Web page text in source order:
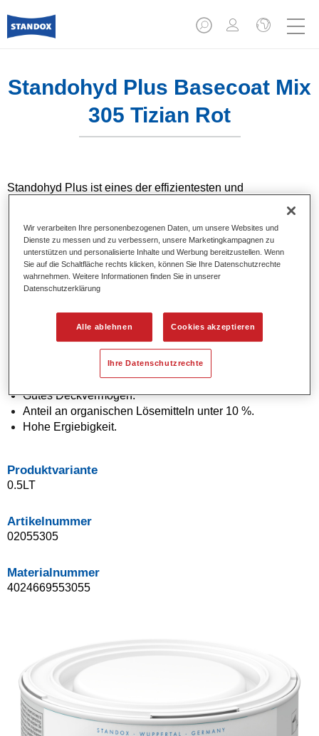
Standohyd Plus Basecoat Mix
305 Tizian Rot
Standohyd Plus ist eines der effizientesten und
Basecoat ist ein wasserverdünnbares, lösemittelarmes und
umweltschonendes Decklacksystem mit hervorragender
Farbtongenauigkeit und rationeller Verarbeitung in
überragender Qualität für Metallic- und Unifarbtöne.
Uni-, Metallic-, Pearl-Farbtöne.
Wasserverdünnbar.
Applikation in einem Arbeitsgang (One Visit Application).
Leichtes Beilackieren.
Optimale Farbtongenauigkeit.
Gutes Deckvermögen.
Anteil an organischen Lösemitteln unter 10 %.
Hohe Ergiebigkeit.
Produktvariante
0.5LT
Artikelnummer
02055305
Materialnummer
4024669553055
Wir verarbeiten Ihre personenbezogenen Daten, um unsere Websites und
Dienste zu messen und zu verbessern, unsere Marketingkampagnen zu
unterstützen und personalisierte Inhalte und Werbung bereitzustellen. Wenn
Sie auf die Schaltfläche rechts klicken, können Sie Ihre Datenschutzrechte
wahrnehmen. Weitere Informationen finden Sie in unserer
Datenschutzerklärung
Alle ablehnen Cookies akzeptieren
Ihre Datenschutzrechte